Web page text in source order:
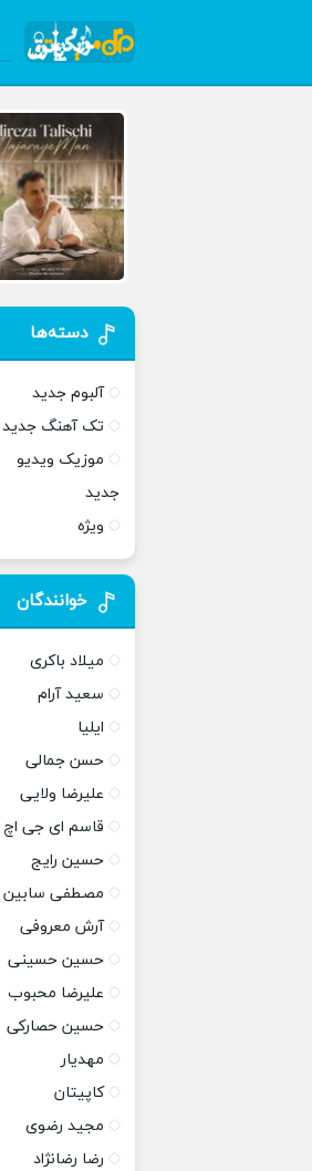
دسته‌ها
آلبوم جدید
تک آهنگ جدید
موزیک ویدیو
جدید
ویژه
خوانندگان
میلاد باکری
سعید آرام
ایلیا
حسن جمالی
علیرضا ولایی
قاسم ای جی اچ
حسین رایج
مصطفی سابین
آرش معروفی
حسین حسینی
علیرضا محبوب
حسین حصارکی
مهدیار
کاپیتان
مجید رضوی
رضا رضانژاد